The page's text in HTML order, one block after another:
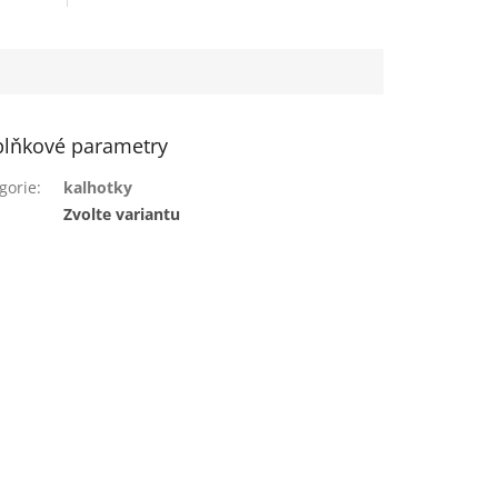
parametry
:
kalhotky
Zvolte variantu